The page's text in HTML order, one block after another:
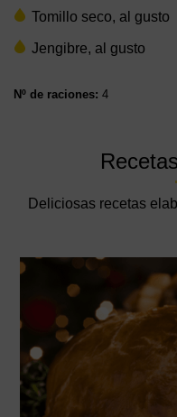
Tomillo seco, al gusto
Jengibre, al gusto
Nº de raciones: 4
Deliciosas recetas